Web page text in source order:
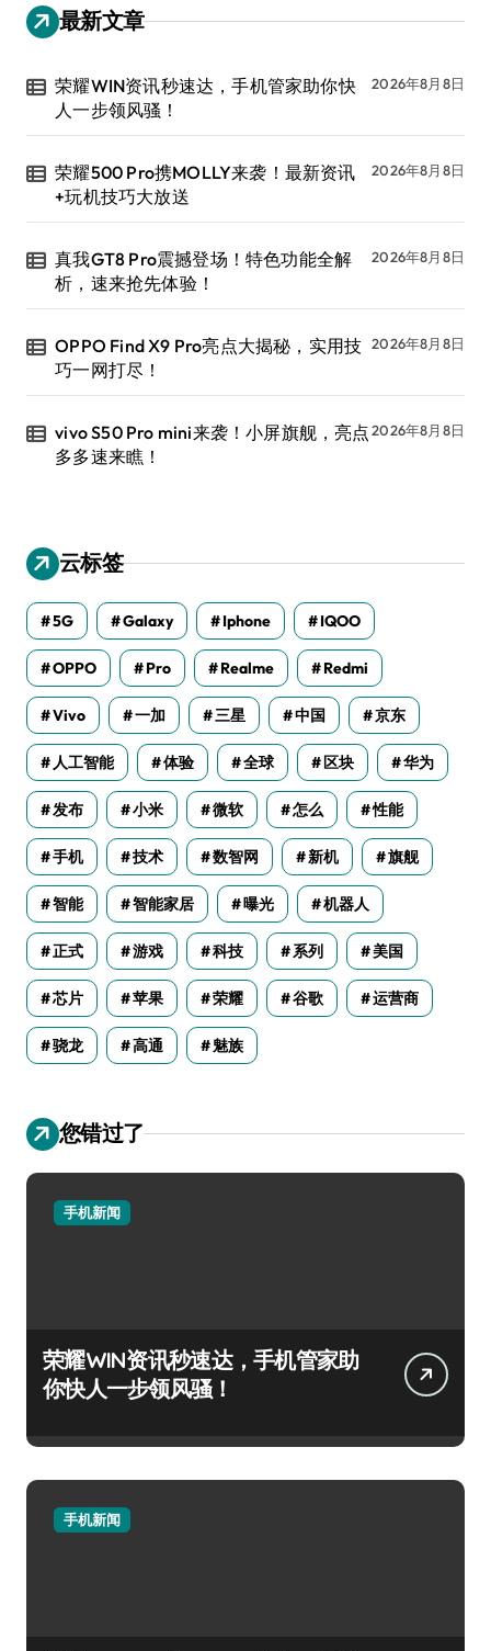
最新文章
荣耀WIN资讯秒速达，手机管家助你快
人一步领风骚！
2026年8月8日
荣耀500 Pro携MOLLY来袭！最新资讯
+玩机技巧大放送
2026年8月8日
真我GT8 Pro震撼登场！特色功能全解
析，速来抢先体验！
2026年8月8日
OPPO Find X9 Pro亮点大揭秘，实用技
巧一网打尽！
2026年8月8日
vivo S50 Pro mini来袭！小屏旗舰，亮点
多多速来瞧！
2026年8月8日
云标签
5G Galaxy Iphone IQOO
OPPO Pro Realme Redmi
Vivo 一加 三星 中国 京东
人工智能 体验 全球 区块 华为
发布 小米 微软 怎么 性能
手机 技术 数智网 新机 旗舰
智能 智能家居 曝光 机器人
正式 游戏 科技 系列 美国
芯片 苹果 荣耀 谷歌 运营商
骁龙 高通 魅族
您错过了
手机新闻
荣耀WIN资讯秒速达，手机管家助
你快人一步领风骚！
手机新闻